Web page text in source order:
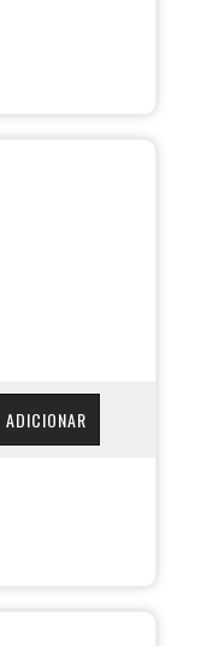
ADICIONAR